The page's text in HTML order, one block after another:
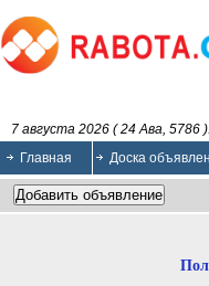
7 августа 2026 ( 24 Ава, 5786 ).
Главная
Доска